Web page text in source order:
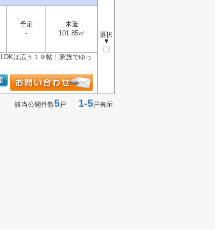
選択
▼
予定
-
木造
101.85㎡
は広々１９帖！家族でゆっ
該当公開件数5戸 1-5戸表示